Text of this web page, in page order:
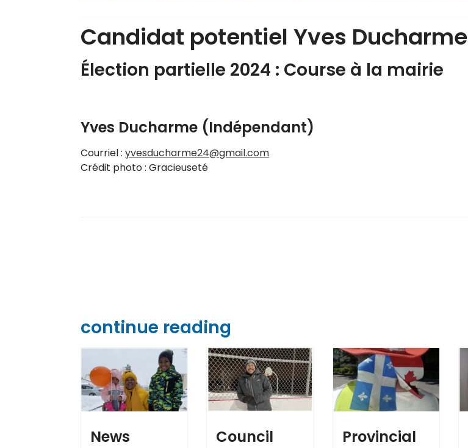
Candidat potentiel Yves Ducharme
Élection partielle 2024 : Course à la mairie
Yves Ducharme (Indépendant)
Courriel : yvesducharme24@gmail.com
Crédit photo : Gracieuseté
continue reading
News Council Provincial